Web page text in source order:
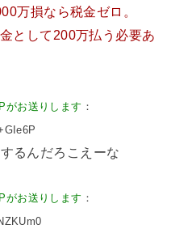
万損なら税金ゼロ。
として200万払う必要あ
がお送りします ：
るんだろこえーな
がお送りします ：